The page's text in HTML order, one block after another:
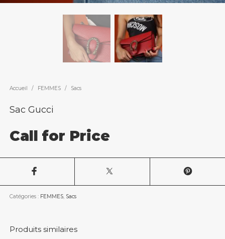
Accueil / FEMMES / Sacs
Sac Gucci
Call for Price
Catégories : FEMMES, Sacs
Produits similaires